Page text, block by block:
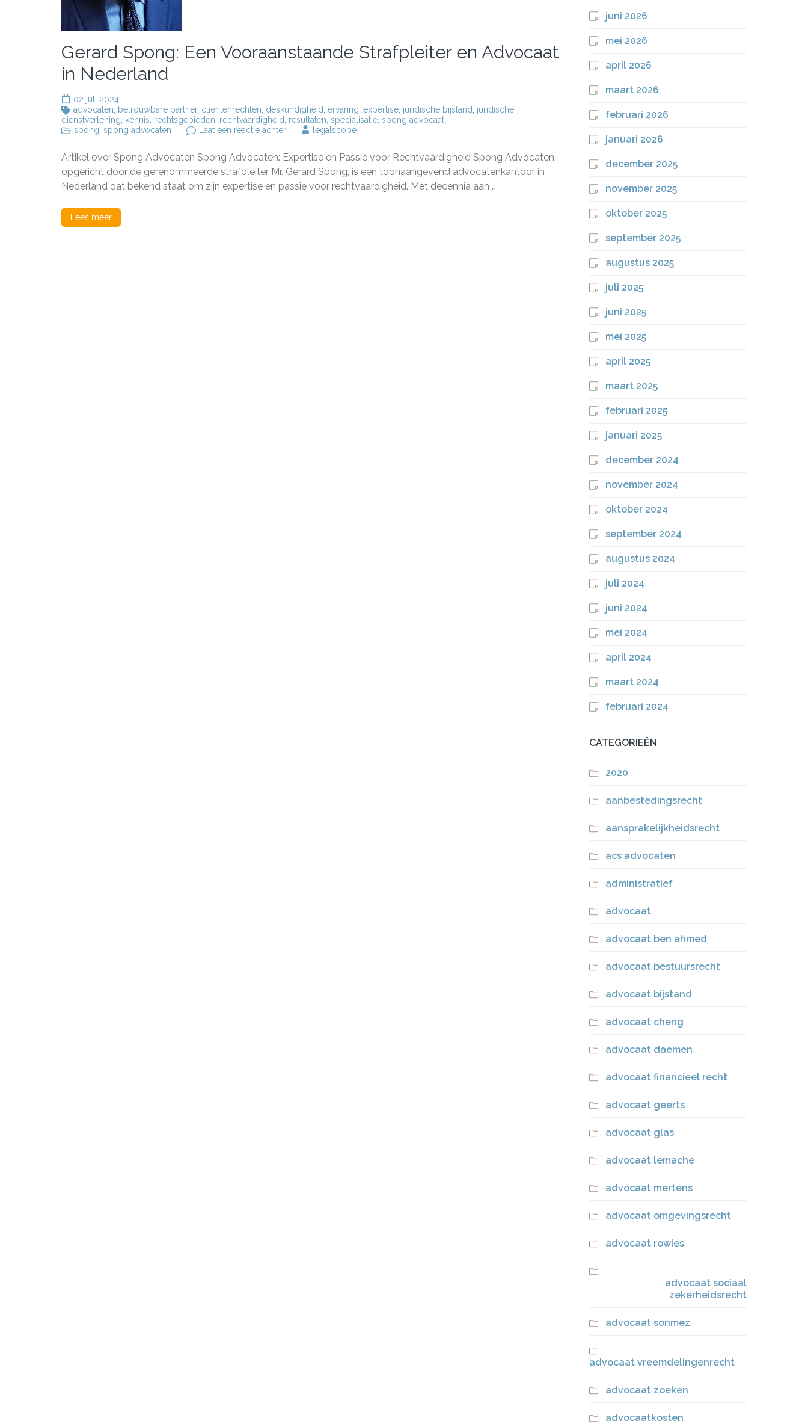
Gerard Spong: Een Vooraanstaande Strafpleiter en Advocaat
in Nederland
02 juli 2024
advocaten
betrouwbare partner, cliëntenrechten deskundigheid ervaring expertise juridische bijstand
juridische
dienstverlening
kennis rechtsgebieden rechtvaardigheid resultaten specialisatie spong advocaat
spong spong advocaten Laat een reactie achterop
Een
Vooraanstaande
Strafpleiter
en
legalscope
Artikel over Spong Advocaten Spong Advocaten: Expertise en Passie voor Rechtvaardigheid Spong Advocaten,
opgericht door de gerenommeerde strafpleiter Mr. Gerard Spong, is een toonaangevend advocatenkantoor in
Nederland dat bekend staat om zijn expertise en passie voor rechtvaardigheid. Met decennia aan …
Lees meer
juni 2026
mei 2026
april 2026
maart 2026
februari 2026
januari 2026
december 2025
november 2025
oktober 2025
september 2025
augustus 2025
juli 2025
juni 2025
mei 2025
april 2025
maart 2025
februari 2025
januari 2025
december 2024
november 2024
oktober 2024
september 2024
augustus 2024
juli 2024
juni 2024
mei 2024
april 2024
maart 2024
februari 2024
CATEGORIEËN
2020
aanbestedingsrecht
aansprakelijkheidsrecht
acs advocaten
administratief
advocaat
advocaat ben ahmed
advocaat bestuursrecht
advocaat bijstand
advocaat cheng
advocaat daemen
advocaat financieel recht
advocaat geerts
advocaat glas
advocaat lemache
advocaat mertens
advocaat omgevingsrecht
advocaat rowies
advocaat sociaal
zekerheidsrecht
advocaat sonmez
advocaat vreemdelingenrecht
advocaat zoeken
advocaatkosten